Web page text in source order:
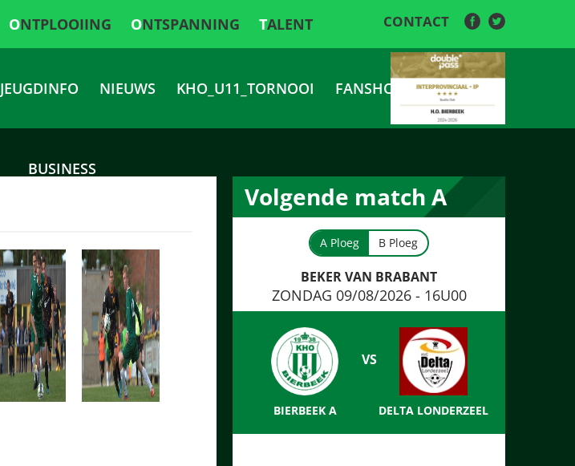
ONTPLOOIING ONTSPANNING TALENT CONTACT
JEUGDINFO NIEUWS KHO_U11_TORNOOI FANSHOP
BUSINESS
Volgende match A
A Ploeg B Ploeg
BEKER VAN BRABANT
ZONDAG 09/08/2026 - 16U00
BIERBEEK A DELTA LONDERZEEL